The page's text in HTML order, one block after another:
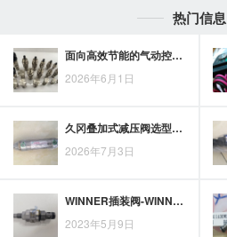
热门信息
面向高效节能的气动控制，亚德客电磁阀适配工业设备的关键思路
2026年6月1日
久冈叠加式减压阀选型要点：从压力范围到回路匹配如何判断
2026年7月3日
WINNER插装阀-WINNER插装阀种类和优点
2023年5月9日